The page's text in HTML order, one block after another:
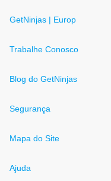
GetNinjas | Europ
Trabalhe Conosco
Blog do GetNinjas
Segurança
Mapa do Site
Ajuda